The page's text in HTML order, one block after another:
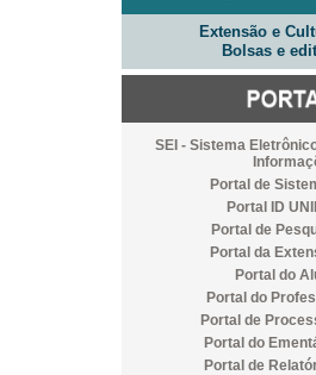
Extensão e
Bolsas e
SEI - Sistema
Portal de
Portal ID
Portal de
Portal da
Portal do
Portal do
Portal de
Portal do
Portal de